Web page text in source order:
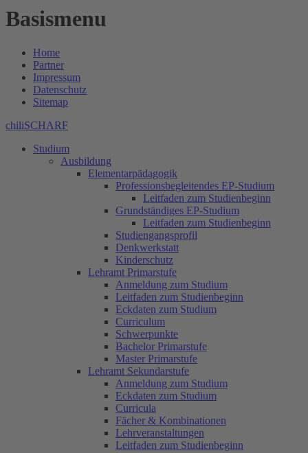
Basismenu
Home
Partner
Impressum
Datenschutz
Sitemap
chiliSCHARF
Studium
Ausbildung
Elementarpädagogik
Professionsbegleitendes EP-Studium
Leitfaden zum Studienbeginn
Grundständiges EP-Studium
Leitfaden zum Studienbeginn
Studiengangsprofil
Denkwerkstatt
Kinderschutz
Lehramt Primarstufe
Anmeldung zum Studium
Leitfaden zum Studienbeginn
Eckdaten zum Studium
Curriculum
Schwerpunkte
Bachelor Primarstufe
Master Primarstufe
Lehramt Sekundarstufe
Anmeldung zum Studium
Eckdaten zum Studium
Curricula
Fächer & Kombinationen
Lehrveranstaltungen
Leitfaden zum Studienbeginn